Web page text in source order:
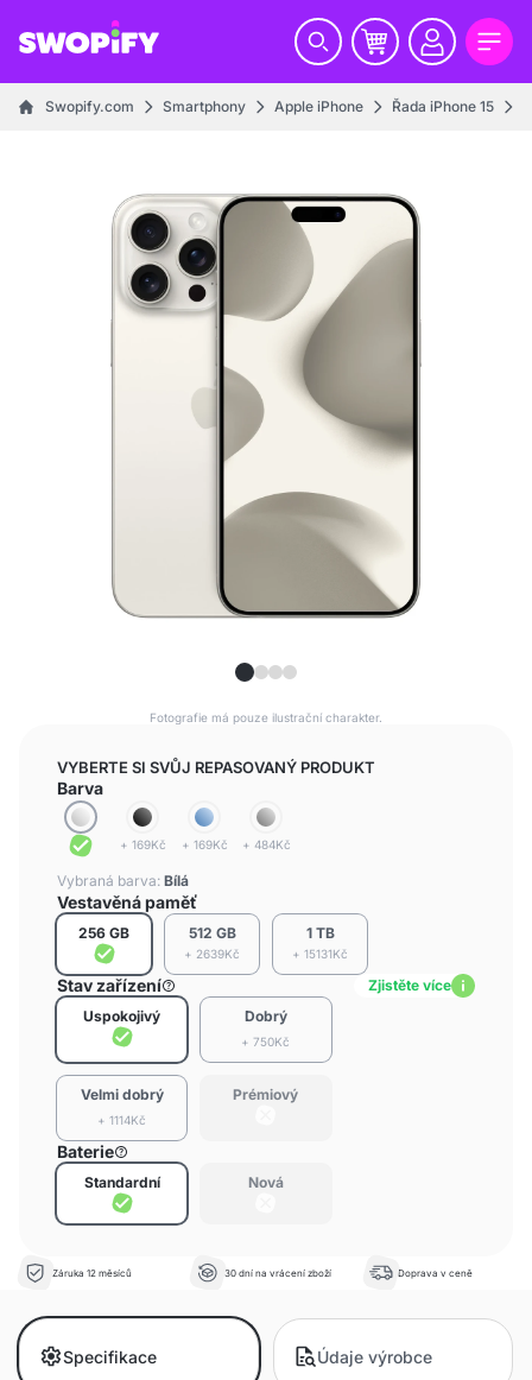
Swopify.com Smartphony Apple iPhone Řada iPhone 15
Fotografie má pouze ilustrační charakter.
VYBERTE SI SVŮJ REPASOVANÝ PRODUKT
Barva
+ 169Kč + 169Kč + 484Kč
Vybraná barva: Bílá
Vestavěná paměť
256 GB 512 GB
+ 2639Kč
1 TB
+ 15131Kč
Stav zařízení
Zjistěte více
Uspokojivý
Dobrý
+ 750Kč
Velmi dobrý
+ 1114Kč
Prémiový
Baterie
Standardní Nová
Záruka 12 měsíců 30 dní na vrácení zboží Doprava v ceně
Specifikace Údaje výrobce